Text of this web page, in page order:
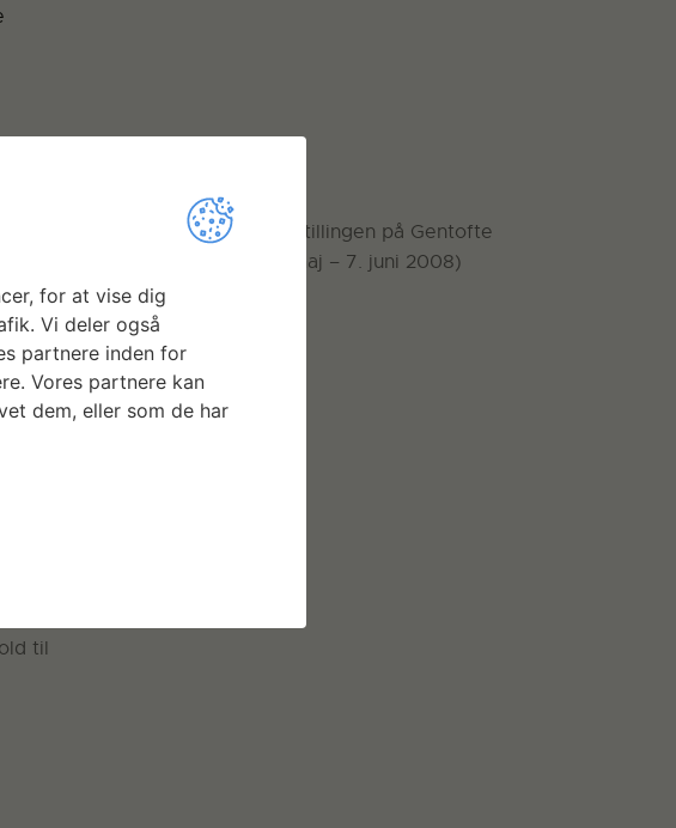
på
til
Skulptur til Traneudstillingen på Gentofte
Hovedbibliotek (9. maj – 7. juni 2008)
LÆS MERE
for at vise dig
Vi deler også
partnere inden for
Vores partnere kan
dem, eller som de har